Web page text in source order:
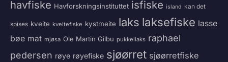
havfiske Havforskningsinstituttet isfiske island kan det
spises kveite kveitefiske kystmeite laks laksefiske lasse
bøe mat mjøsa Ole Martin Gilbu pukkellaks raphael
pedersen røye røyefiske sjøørret sjøørretfiske